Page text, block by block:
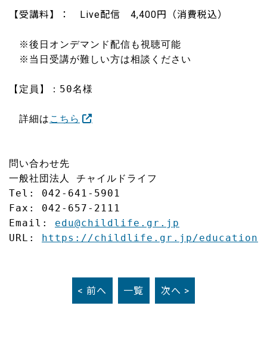
【受講料】： Live配信 4,400円（消費税込）
※後日オンデマンド配信も視聴可能
※当日受講が難しい方は相談ください
【定員】：50名様
詳細は こちら
問い合わせ先
一般社団法人 チャイルドライフ
Tel: 042-641-5901
Fax: 042-657-2111
Email: edu@childlife.gr.jp
URL: https://childlife.gr.jp/education/
< 前へ 一覧 次へ >